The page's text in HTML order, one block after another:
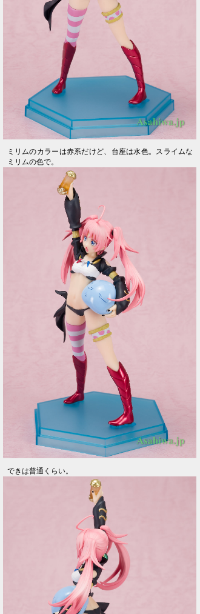
ミリムのカラーは赤系だけど、台座は水色。スライムな
ミリムの色で。
できは普通くらい。